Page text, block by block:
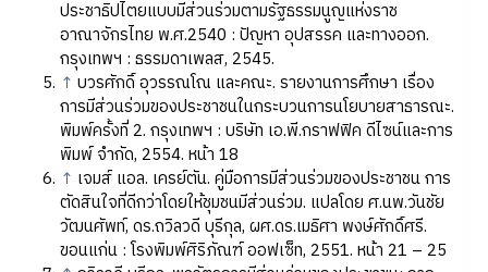
ประชาธิปไตยแบบมีส่วนร่วมตามรัฐธรรมนูญแห่งราช
อาณาจักรไทย พ.ศ.2540 : ปัญหา อุปสรรค และทางออก.
กรุงเทพฯ : ธรรมดาเพลส, 2545.
↑ บวรศักดิ์ อุวรรณโณ และคณะ. รายงานการศึกษา เรื่อง
การมีส่วนร่วมของประชาชนในกระบวนการนโยบายสาธารณะ.
พิมพ์ครั้งที่ 2. กรุงเทพฯ : บริษัท เอ.พี.กราฟฟิค ดีไซน์และการ
พิมพ์ จำกัด, 2554. หน้า 18
↑ เจมส์ แอล. เครย์ตัน. คู่มือการมีส่วนร่วมของประชาชน การ
ตัดสินใจที่ดีกว่าโดยให้ชุมชนมีส่วนร่วม. แปลโดย ศ.นพ.วันชัย
วัฒนศัพท์, ดร.ถวิลวดี บุรีกุล, ผศ.ดร.เมธิศา พงษ์ศักดิ์ศรี.
ขอนแก่น : โรงพิมพ์ศิริภัณฑ์ ออฟเซ็ท, 2551. หน้า 21 – 25